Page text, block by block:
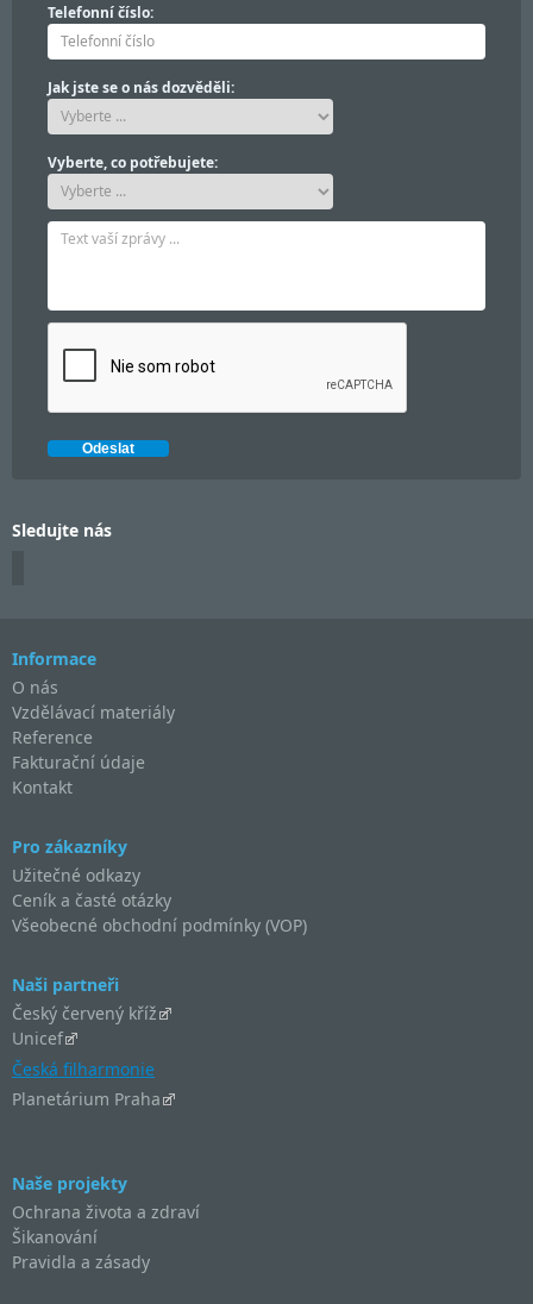
Telefonní číslo:
Jak jste se o nás dozvěděli:
Vyberte, co potřebujete:
Sledujte nás
Informace
O nás
Vzdělávací materiály
Reference
Fakturační údaje
Kontakt
Pro zákazníky
Užitečné odkazy
Ceník a časté otázky
Všeobecné obchodní podmínky (VOP)
Naši partneři
Český červený kříž
Unicef
Česká filharmonie
Planetárium Praha
Naše projekty
Ochrana života a zdraví
Šikanování
Pravidla a zásady